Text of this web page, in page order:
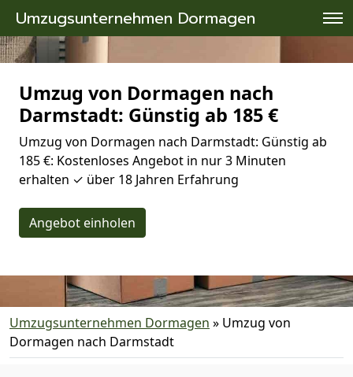
Umzugsunternehmen Dormagen
Umzug von Dormagen nach
Darmstadt: Günstig ab 185 €
Umzug von Dormagen nach Darmstadt: Günstig ab
185 €: Kostenloses Angebot in nur 3 Minuten
erhalten ✓ über 18 Jahren Erfahrung
Angebot einholen
Umzugsunternehmen Dormagen » Umzug von
Dormagen nach Darmstadt